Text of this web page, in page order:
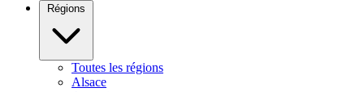
Régions
Toutes les régions
Alsace